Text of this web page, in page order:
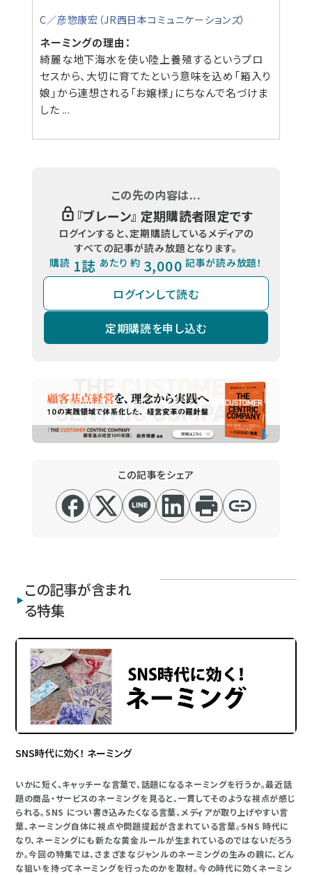
C／彦惣康宏（JR西日本コミュニケーションズ）
ネーミングの理由：
綺麗な地下海水を使い陸上養殖するというプロ
セスから、大切に育てたという意味を込め「箱入り
娘」から連想される「お嬢様」にちなんで名づけま
した ...
この先の内容は...
『ブレーン』 定期購読者限定です
ログインすると、定期購読しているメディアの
すべての記事が読み放題となります。
購読 1誌 あたり 約 3,000 記事が読み放題！
ログインして読む
定期購読を申し込む
この記事をシェア
この記事が含まれ
る特集
SNS時代に効く！ ネーミング
いかに短く、キャッチーな言葉で、話題になるネーミングを行うか。最近話
題の商品・サービスのネーミングを見ると、一貫してそのような視点が感じ
られる。SNS につい書き込みたくなる言葉、メディアが取り上げやすい言
葉、ネーミング自体に視点や問題提起が含まれている言葉――。SNS 時代に
なり、ネーミングにも新たな黄金ルールが生まれているのではないだろう
か。今回の特集では、さまざまなジャンルのネーミングの生みの親に、どん
な狙いを持ってネーミングを行ったのかを取材。今の時代に効くネーミン